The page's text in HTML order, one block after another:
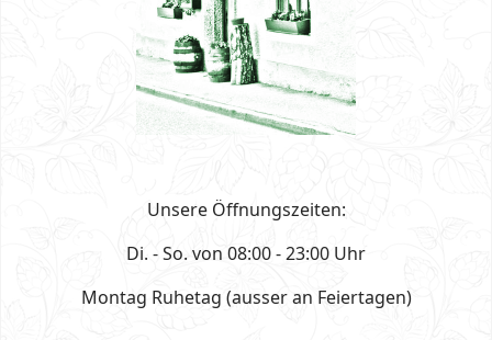
Unsere Öffnungszeiten:
Di. - So. von 08:00 - 23:00 Uhr
Montag Ruhetag (ausser an Feiertagen)